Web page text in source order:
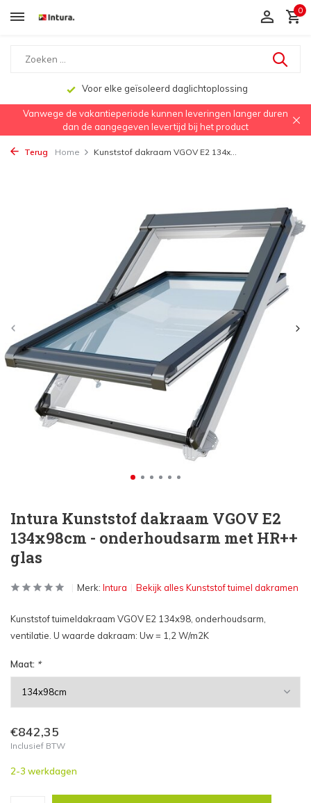
0
Snelle levering
Vanwege de vakantieperiode kunnen leveringen langer duren
dan de aangegeven levertijd bij het product
Terug Home Kunststof dakraam VGOV E2 134x...
Intura Kunststof dakraam VGOV E2
134x98cm - onderhoudsarm met HR++
glas
Merk: Intura Bekijk alles Kunststof tuimel dakramen
Kunststof tuimeldakraam VGOV E2 134x98, onderhoudsarm,
ventilatie. U waarde dakraam: Uw = 1,2 W/m2K
Maat: *
€842,35
Inclusief BTW
2-3 werkdagen